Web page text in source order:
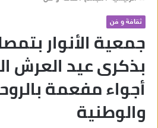
ثقافة و فن
جمعية الأنوار
بذكرى عيد العرش
أجواء مفعمة
والوطنية